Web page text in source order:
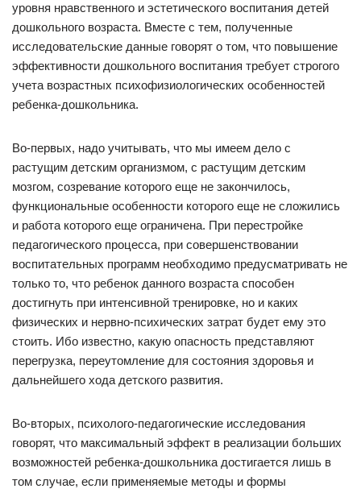
уровня нравственного и эстетического воспитания детей
дошкольного возраста. Вместе с тем, полученные
исследовательские данные говорят о том, что повышение
эффективности дошкольного воспитания требует строгого
учета возрастных психофизиологических особенностей
ребенка-дошкольника.
Во-первых, надо учитывать, что мы имеем дело с
растущим детским организмом, с растущим детским
мозгом, созревание которого еще не закончилось,
функциональные особенности которого еще не сложились
и работа которого еще ограничена. При перестройке
педагогического процесса, при совершенствовании
воспитательных программ необходимо предусматривать не
только то, что ребенок данного возраста способен
достигнуть при интенсивной тренировке, но и каких
физических и нервно-психических затрат будет ему это
стоить. Ибо известно, какую опасность представляют
перегрузка, переутомление для состояния здоровья и
дальнейшего хода детского развития.
Во-вторых, психолого-педагогические исследования
говорят, что максимальный эффект в реализации больших
возможностей ребенка-дошкольника достигается лишь в
том случае, если применяемые методы и формы